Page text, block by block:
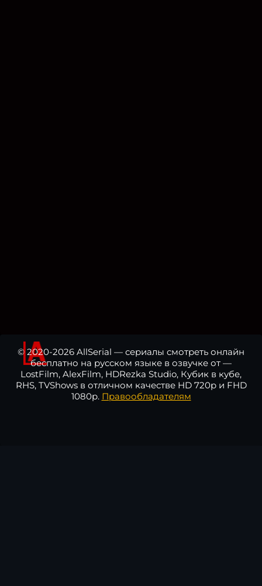
© 2020-2026 AllSerial — сериалы смотреть онлайн
бесплатно на русском языке в озвучке от —
LostFilm, AlexFilm, HDRezka Studio, Кубик в кубе,
RHS, TVShows в отличном качестве HD 720p и FHD
1080p. Правообладателям